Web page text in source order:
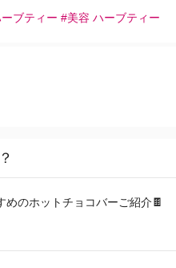
ブティー #美容 ハーブティー
めのホットチョコバーご紹介🍫